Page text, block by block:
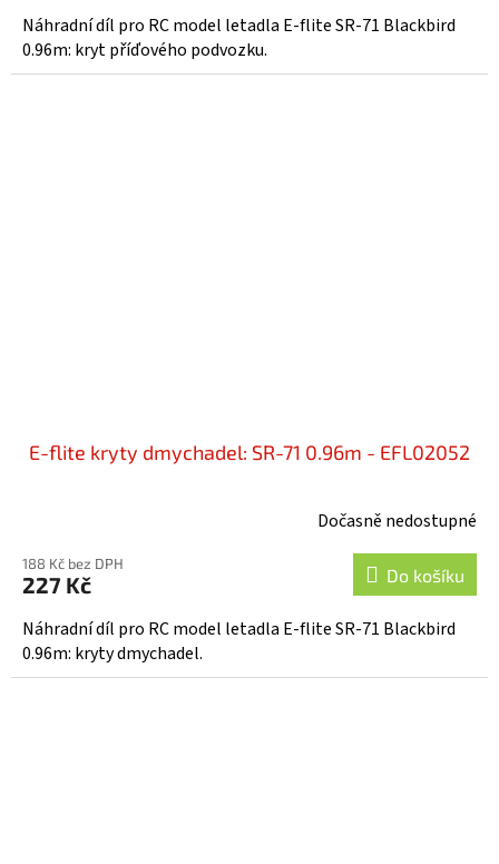
Náhradní díl pro RC model letadla E-flite SR-71 Blackbird
0.96m: kryt příďového podvozku.
E-flite kryty dmychadel: SR-71 0.96m - EFL02052
Dočasně nedostupné
188 Kč bez DPH
227 Kč Do košíku
Náhradní díl pro RC model letadla E-flite SR-71 Blackbird
0.96m: kryty dmychadel.